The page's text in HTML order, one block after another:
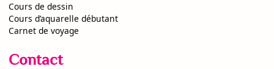
Cours de dessin
Cours d’aquarelle débutant
Carnet de voyage
Contact